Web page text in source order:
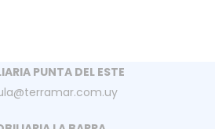
PUNTA DEL ESTE